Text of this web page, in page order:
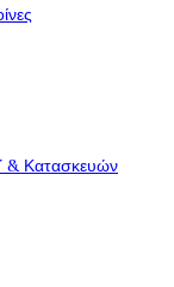
& Κατασκευών